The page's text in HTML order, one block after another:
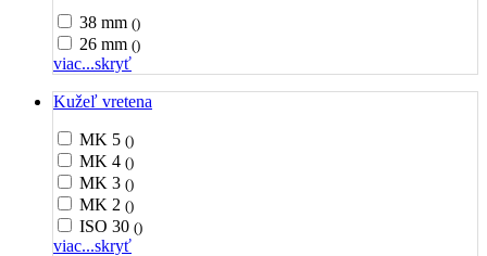
38 mm ()
26 mm ()
viac...skryť
Kužeľ vretena
MK 5 ()
MK 4 ()
MK 3 ()
MK 2 ()
ISO 30 ()
viac...skryť